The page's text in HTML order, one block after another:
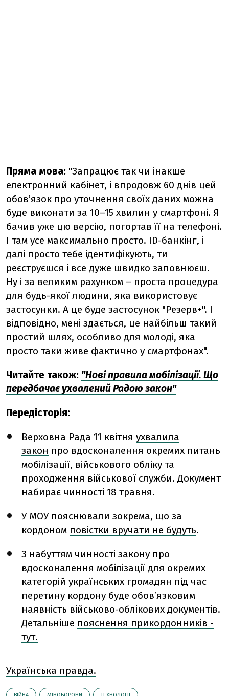
Пряма мова: "Запрацює так чи інакше
електронний кабінет, і впродовж 60 днів цей
обовʼязок про уточнення своїх даних можна
буде виконати за 10–15 хвилин у смартфоні. Я
бачив уже цю версію, погортав її на телефоні.
І там усе максимально просто. ІD-банкінг, і
далі просто тебе ідентифікують, ти
реєструєшся і все дуже швидко заповнюєш.
Ну і за великим рахунком – проста процедура
для будь-якої людини, яка використовує
застосунки. А це буде застосунок "Резерв+". І
відповідно, мені здається, це найбільш такий
простий шлях, особливо для молоді, яка
просто таки живе фактично у смартфонах".
Читайте також: "Нові правила мобілізації. Що
передбачає ухвалений Радою закон"
Передісторія:
Верховна Рада 11 квітня ухвалила
закон про вдосконалення окремих питань
мобілізації, військового обліку та
проходження військової служби. Документ
набирає чинності 18 травня.
У МОУ пояснювали зокрема, що за
кордоном повістки вручати не будуть.
З набуттям чинності закону про
вдосконалення мобілізації для окремих
категорій українських громадян під час
перетину кордону буде обов’язковим
наявність військово-облікових документів.
Детальніше пояснення прикордонників -
тут.
Українська правда.